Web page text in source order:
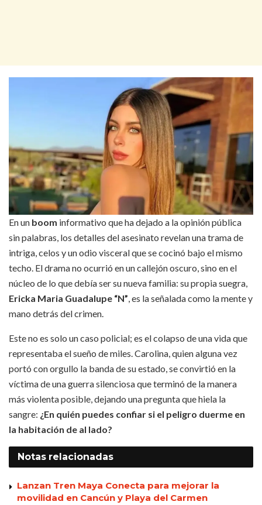
En un boom informativo que ha dejado a la opinión pública
sin palabras, los detalles del asesinato revelan una trama de
intriga, celos y un odio visceral que se cocinó bajo el mismo
techo. El drama no ocurrió en un callejón oscuro, sino en el
núcleo de lo que debía ser su nueva familia: su propia suegra,
Ericka Maria Guadalupe “N”, es la señalada como la mente y
mano detrás del crimen.
Este no es solo un caso policial; es el colapso de una vida que
representaba el sueño de miles. Carolina, quien alguna vez
portó con orgullo la banda de su estado, se convirtió en la
víctima de una guerra silenciosa que terminó de la manera
más violenta posible, dejando una pregunta que hiela la
sangre: ¿En quién puedes confiar si el peligro duerme en
la habitación de al lado?
Notas relacionadas
Lanzan Tren Maya Conecta para mejorar la
movilidad en Cancún y Playa del Carmen